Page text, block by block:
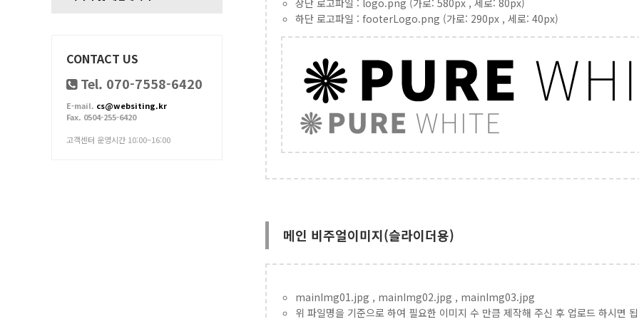
상단 로고파일 : logo.png (가로: 580px , 세로: 80px)
하단 로고파일 : footerLogo.png (가로: 290px , 세로: 40px)
메인 비주얼이미지(슬라이더용)
mainImg01.jpg , mainImg02.jpg , mainImg03.jpg
위 파일명을 기준으로 하여 필요한 이미지 수 만큼 제작해 주신 후 업로드 하시면
CONTACT US
Tel. 070-7558-6420
E-mail. cs@websiting.kr
Fax. 0504-255-6420
고객센터 운영시간 10:00~16:00